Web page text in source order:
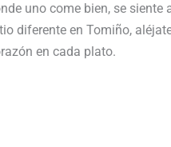
uno come bien, se
diferente en Tomiño,
en cada plato.